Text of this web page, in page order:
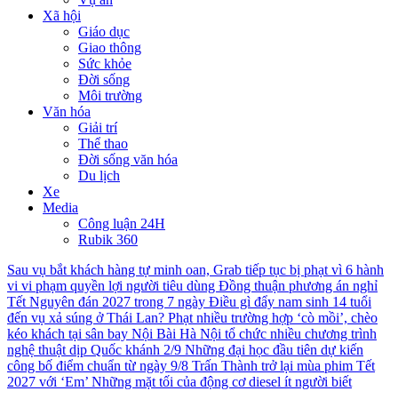
Xã hội
Giáo dục
Giao thông
Sức khỏe
Đời sống
Môi trường
Văn hóa
Giải trí
Thể thao
Đời sống văn hóa
Du lịch
Xe
Media
Công luận 24H
Rubik 360
Sau vụ bắt khách hàng tự minh oan, Grab tiếp tục bị phạt vì 6 hành
vi vi phạm quyền lợi người tiêu dùng Đồng thuận phương án nghỉ
Tết Nguyên đán 2027 trong 7 ngày Điều gì đẩy nam sinh 14 tuổi
đến vụ xả súng ở Thái Lan? Phạt nhiều trường hợp ‘cò mồi’, chèo
kéo khách tại sân bay Nội Bài Hà Nội tổ chức nhiều chương trình
nghệ thuật dịp Quốc khánh 2/9 Những đại học đầu tiên dự kiến
công bố điểm chuẩn từ ngày 9/8 Trấn Thành trở lại mùa phim Tết
2027 với ‘Em’ Những mặt tối của động cơ diesel ít người biết